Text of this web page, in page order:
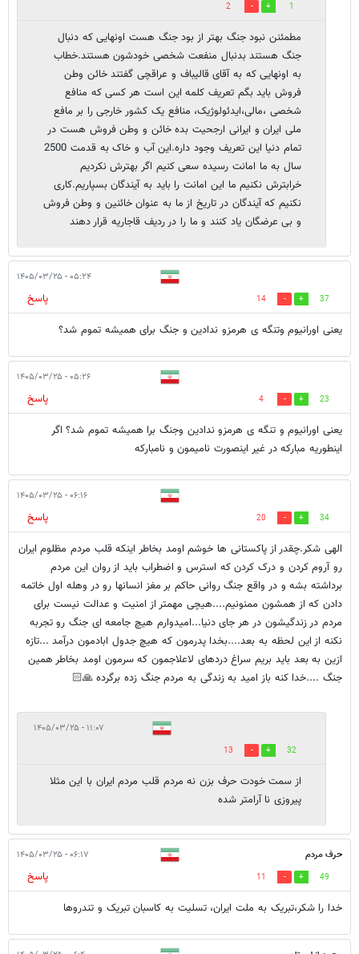
1
2
مطمئنن نبود جنگ بهتر از بود جنگ هست اونهایی که دنبال
جنگ هستند بدنبال منفعت شخصی خودشون هستند.خطاب
به اونهایی که به آقای قالیباف و عراقچی گفتند خائن وطن
فروش باید بگم تعریف کلمه این است هر کسی که منافع
شخصی ،مالی،ایدئولوژیک، منافع یک کشور خارجی را بر مافع
ملی ایران و ایرانی ارجحیت بده خائن و وطن فروش هست در
تمام دنیا این تعریف وجود داره.این آب و خاک به قدمت 2500
سال به ما امانت رسیده سعی کنیم اگر بهترش نکردیم
خرابترش نکنیم ما این امانت را باید به آیندگان بسپاریم.کاری
نکنیم که آیندگان در تاریخ از ما به عنوان خائنین و وطن فروش
و بی عرضگان یاد کنند و ما را در ردیف قاجاریه قرار دهند
۰۵:۲۴ - ۱۴۰۵/۰۳/۲۵
37
14
پاسخ
یعنی اورانیوم وتنگه ی هرمزو ندادین و جنگ برای همیشه تموم شد؟
۰۵:۲۶ - ۱۴۰۵/۰۳/۲۵
23
4
پاسخ
یعنی اورانیوم و تنگه ی هرمزو ندادین وجنگ برا همیشه تموم شد؟ اگر
اینطوریه مبارکه در غیر اینصورت نامیمون و نامبارکه
۰۶:۱۶ - ۱۴۰۵/۰۳/۲۵
34
20
پاسخ
الهی شکر.چقدر از پاکستانی ها خوشم اومد بخاطر اینکه قلب مردم مظلوم ایران
رو آروم کردن و درک کردن که استرس و اضطراب باید از روان این مردم
برداشته بشه و در واقع جنگ روانی حاکم بر مغز انسانها رو در وهله اول خاتمه
دادن که از همشون ممنونیم....هیچی مهمتر از امنیت و عدالت نیست برای
مردم در زندگیشون در هر جای دنیا...امیدوارم هیچ جامعه ای جنگ رو تجربه
نکنه از این لحظه به بعد....بخدا پدرمون که هیچ جدول ابادمون درآمد ...تازه
ازین به بعد باید بریم سراغ دردهای لاعلاجمون که سرمون اومد بخاطر همین
جنگ ....خدا کنه باز امید به زندگی به مردم جنگ زده برگرده 🙏🏻
۱۱:۰۷ - ۱۴۰۵/۰۳/۲۵
32
13
از سمت خودت حرف بزن نه مردم قلب مردم ایران با این مثلا
پیروزی نا آرامتر شده
حرف مردم ۰۶:۱۷ - ۱۴۰۵/۰۳/۲۵
49
11
پاسخ
خدا را شکر،تبریک به ملت ایران، تسلیت به کاسبان تبریک و تندروها